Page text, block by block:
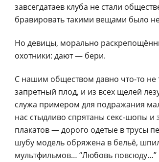
завсегдатаев клуба не стали
бравировать такими вещами было
Но девицы, морально
охотники: дают — бери.
С нашим обществом давно что-то не
запретный плод, и из всех щелей
служа примером для подражания
нас стыдливо спрятаны секс-шопы и
плакатов — дорого одетые в трусы
шубу модель обряжена в бельё,
мультфильмов… “Любовь